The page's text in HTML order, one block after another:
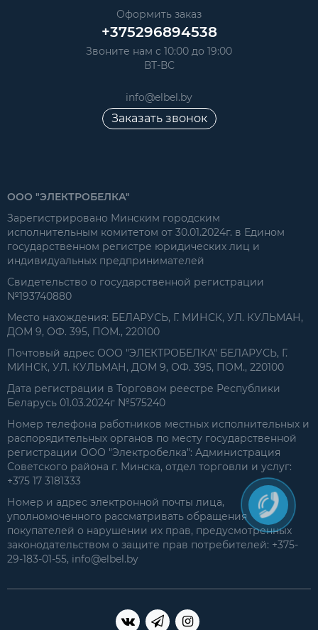
Оформить заказ
+375296894538
Звоните нам с 10:00 до 19:00
ВТ-ВС
info@elbel.by
Заказать звонок
ООО "ЭЛЕКТРОБЕЛКА"
Зарегистрировано Минским городским
исполнительным комитетом от 30.01.2024г. в Едином
государственном регистре юридических лиц и
индивидуальных предпринимателей
Свидетельство о государственной регистрации
№193740880
Место нахождения: БЕЛАРУСЬ, Г. МИНСК, УЛ. КУЛЬМАН,
ДОМ 9, ОФ. 395, ПОМ., 220100
Почтовый адрес ООО "ЭЛЕКТРОБЕЛКА" БЕЛАРУСЬ, Г.
МИНСК, УЛ. КУЛЬМАН, ДОМ 9, ОФ. 395, ПОМ., 220100
Дата регистрации в Торговом реестре Республики
Беларусь 01.03.2024г №575240
Номер телефона работников местных исполнительных и
распорядительных органов по месту государственной
регистрации ООО "Электробелка": Администрация
Советского района г. Минска, отдел торговли и услуг:
+375 17 3181333
Номер и адрес электронной почты лица,
уполномоченного рассматривать обращения
покупателей о нарушении их прав, предусмотренных
законодательством о защите прав потребителей: +375-
29-183-01-55, info@elbel.by